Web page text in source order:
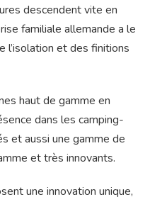
descendent vite en
familiale allemande a le
l’isolation et des finitions
haut de gamme en
dans les camping-
et aussi une gamme de
et très innovants.
une innovation unique,